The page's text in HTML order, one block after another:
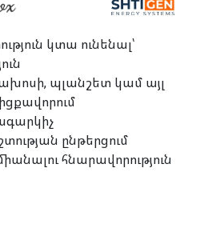
կտա ունենալ՝
պլանշետ կամ այլ
ընթերցում
միանալու հնարավորություն